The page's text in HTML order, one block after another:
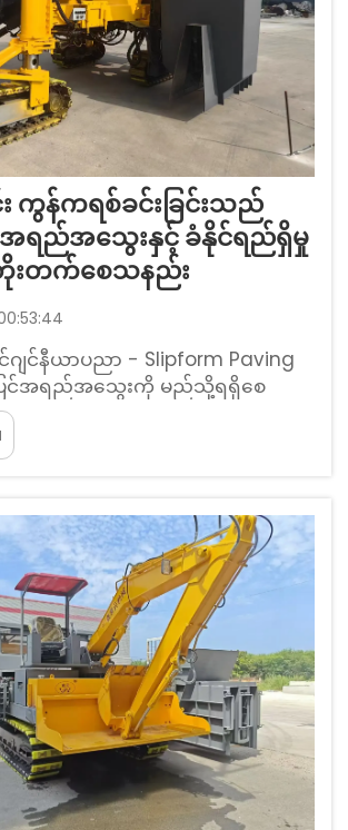
ကွန်ကရစ်ခင်းခြင်းသည်
အရည်အသွေးနှင့် ခံနိုင်ရည်ရှိမှု
တက်စေသနည်း
င်နီယာပညာ - Slipform Paving
ြင်အရည်အသွေးကို မည်သို့ရရှိစေ
ည်းသော မျက်နှာပြင်ညှိခြင်းနှင့်
မှု။ Slipform paving နည်းလမ်း
အတွင်းရှိ စင်ဆာများမှတစ်ဆင့်
မျက်နှာပြင်များကို ပေးဆောင်